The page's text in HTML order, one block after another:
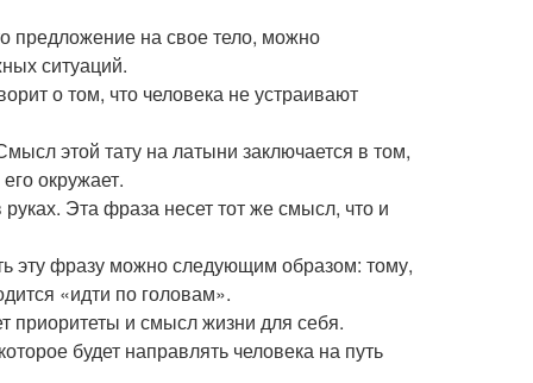
предложение на свое тело, можно
ситуаций.
о том, что человека не устраивают
этой тату на латыни заключается в том,
окружает.
Эта фраза несет тот же смысл, что и
эту фразу можно следующим образом: тому,
«идти по головам».
приоритеты и смысл жизни для себя.
будет направлять человека на путь